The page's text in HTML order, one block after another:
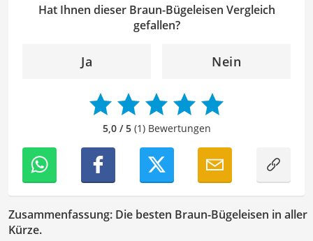
Erfahrung heraus berichte ich über Produkte und
Lösungen, die den Alltag erleichtern und praktische
Der Braun-Bügeleisen-Vergleich ist aus unserer Sicht
Hat Ihnen dieser Braun-Bügeleisen Vergleich
gefallen?
Ja Nein
5,0 / 5(1) Bewertungen
Zusammenfassung: Die besten Braun-Bügeleisen in aller
Kürze.